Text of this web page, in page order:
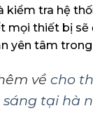
kiểm tra hệ
mọi thiết bị sẽ
yên tâm
về cho
tại hà